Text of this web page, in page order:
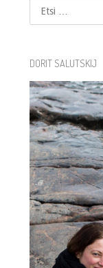
Etsi
DORIT SALUTSKIJ